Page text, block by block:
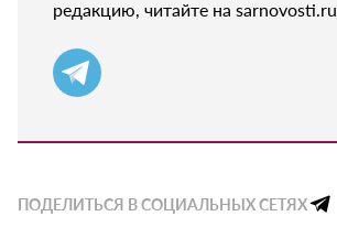
редакцию, читайте на sarnovosti.ru
ПОДЕЛИТЬСЯ В СОЦИАЛЬНЫХ СЕТЯХ